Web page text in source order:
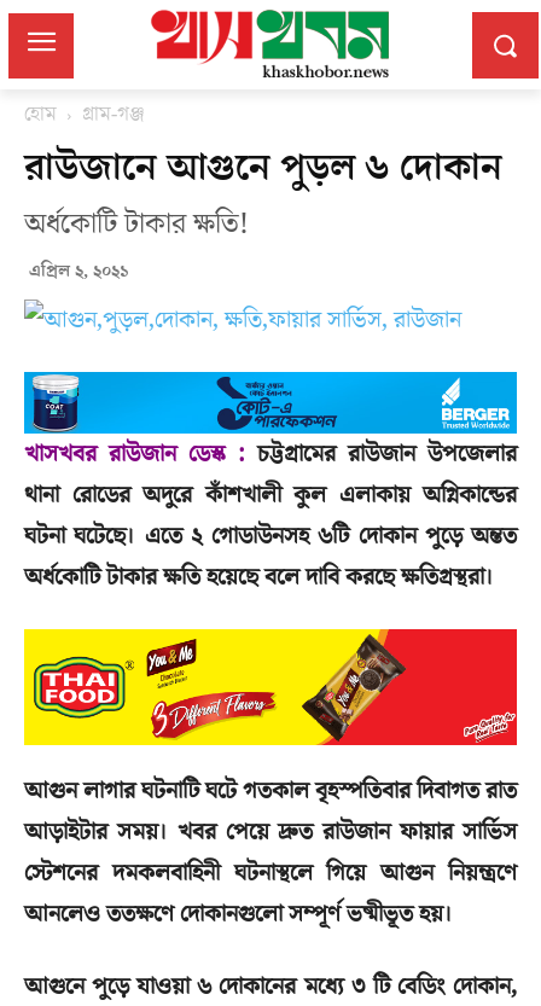
হোম গ্রাম-গঞ্জ
রাউজানে আগুনে পুড়ল ৬ দোকান
অর্ধকোটি টাকার ক্ষতি!
এপ্রিল ২, ২০২১
খাসখবর রাউজান ডেস্ক : চট্টগ্রামের রাউজান উপজেলার
থানা রোডের অদুরে কাঁশখালী কুল এলাকায় অগ্নিকান্ডের
ঘটনা ঘটেছে। এতে ২ গোডাউনসহ ৬টি দোকান পুড়ে অন্তত
অর্ধকোটি টাকার ক্ষতি হয়েছে বলে দাবি করছে ক্ষতিগ্রস্থরা।
আগুন লাগার ঘটনাটি ঘটে গতকাল বৃহস্পতিবার দিবাগত রাত
আড়াইটার সময়। খবর পেয়ে দ্রুত রাউজান ফায়ার সার্ভিস
স্টেশনের দমকলবাহিনী ঘটনাস্থলে গিয়ে আগুন নিয়ন্ত্রণে
আনলেও ততক্ষণে দোকানগুলো সম্পূর্ণ ভষ্মীভূত হয়।
আগুনে পুড়ে যাওয়া ৬ দোকানের মধ্যে ৩ টি বেডিং দোকান,